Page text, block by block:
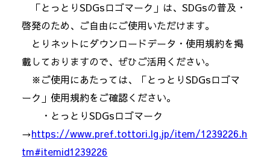
「とっとりSDGsロゴマーク」は、SDGsの普及・
啓発のため、ご自由にご使用いただけます。
とりネットにダウンロードデータ・使用規約を掲
載しておりますので、ぜひご活用ください。
※ご使用にあたっては、「とっとりSDGsロゴマ
ーク」使用規約をご確認ください。
・とっとりSDGsロゴマーク
→https://www.pref.tottori.lg.jp/item/1239226.h
tm#itemid1239226